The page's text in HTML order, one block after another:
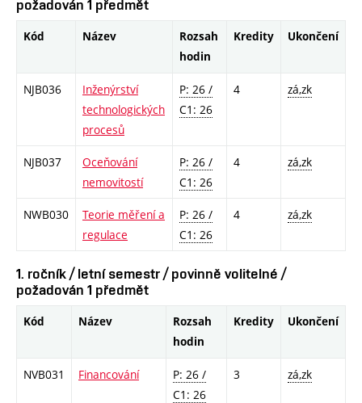
požadován 1 předmět
Kód Název
Rozsah
hodin
Kredity Ukončení
NJB036
Inženýrství
technologických
procesů
P: 26 /
C1: 26
4 zá,zk
NJB037
Oceňování
nemovitostí
P: 26 /
C1: 26
4 zá,zk
NWB030
Teorie měření a
regulace
P: 26 /
C1: 26
4 zá,zk
1. ročník / letní semestr / povinně volitelné /
požadován 1 předmět
Kód Název
Rozsah
hodin
Kredity Ukončení
NVB031 Financování
P: 26 /
C1: 26
3 zá,zk